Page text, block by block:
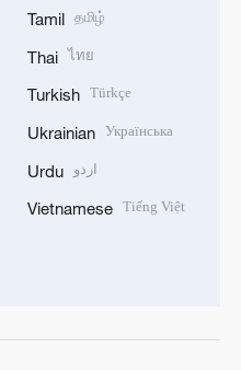
Tamil தமிழ்
Thai ไทย
Turkish Türkçe
Ukrainian Українська
Urdu اردو
Vietnamese Tiếng Việt